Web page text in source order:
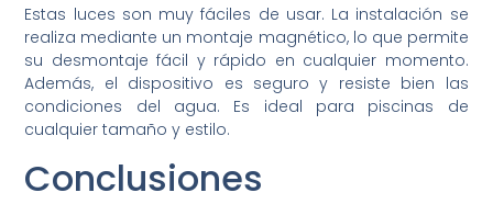
Estas luces son muy fáciles de usar. La instalación se
realiza mediante un montaje magnético, lo que permite
su desmontaje fácil y rápido en cualquier momento.
Además, el dispositivo es seguro y resiste bien las
condiciones del agua. Es ideal para piscinas de
cualquier tamaño y estilo.
Conclusiones